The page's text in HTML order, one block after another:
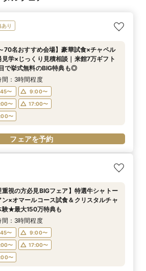
あり
70名おすすめ会場】豪華試食×チャペル
見学×じっくり見積相談｜来館7万ギフト
で挙式無料のBIG特典も◎
間：3時間程度
〜
9:00〜
〜
17:00〜
〜
フェアを予約
重視の方必見BIGフェア】特選牛シャトー
ン×オマールコース試食＆クリスタルチャ
験★最大150万特典も
間：3時間程度
〜
9:00〜
〜
17:00〜
〜